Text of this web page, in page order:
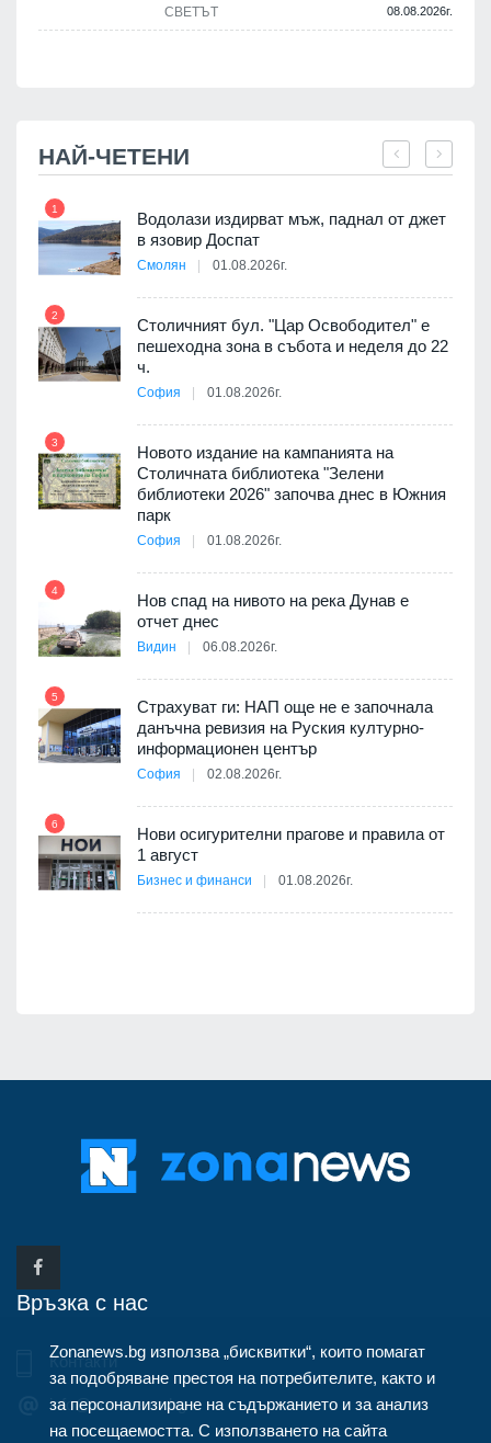
СВЕТЪТ 08.08.2026г.
НАЙ-ЧЕТЕНИ
1
Водолази издирват мъж, паднал от джет
в язовир Доспат
Смолян 01.08.2026г.
2
Столичният бул. "Цар Освободител" е
пешеходна зона в събота и неделя до 22
ч.
София 01.08.2026г.
3
Новото издание на кампанията на
Столичната библиотека "Зелени
библиотеки 2026" започва днес в Южния
парк
София 01.08.2026г.
4
Нов спад на нивото на река Дунав е
отчет днес
Видин 06.08.2026г.
5
Страхуват ги: НАП още не е започнала
данъчна ревизия на Руския културно-
информационен център
София 02.08.2026г.
6
Нови осигурителни прагове и правила от
1 август
Бизнес и финанси 01.08.2026г.
Връзка с нас
Контакти
info@zonanews.bg
Zonanews.bg използва „бисквитки“, които помагат
за подобряване престоя на потребителите, както и
за персонализиране на съдържанието и за анализ
на посещаемостта. С използването на сайта